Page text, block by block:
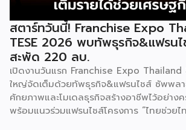
สตาร์ทวันนี้! Franchise Expo
TESE 2026 พบทัพธุรกิจ&แฟรนไ
สะพัด 220 ลบ.
เปิดงานวันแรก Franchise Expo
ใหญ่จัดเต็มด้วยทัพธุรกิจ&แฟรนไชส์ ซัพพลา
ศักยภาพและโมเดลธุรกิจสร้างอาชีพไว้อย่าง
พร้อมแนวร่วมแฟรนไชส์โครงการ “ไทยช่วย